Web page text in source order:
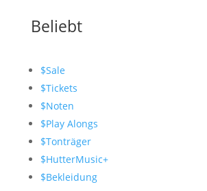
Beliebt
$Sale
$Tickets
$Noten
$Play Alongs
$Tonträger
$HutterMusic+
$Bekleidung